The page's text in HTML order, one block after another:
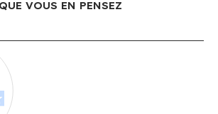
VOUS EN PENSEZ